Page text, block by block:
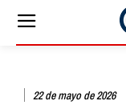
22 de mayo de 2026